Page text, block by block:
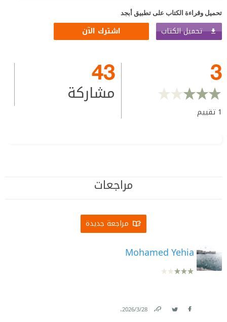
تحميل وقراءة الكتاب على تطبيق أبجد
تحميل الكتاب اشترك الآن
3
1 تقييم
43
مشاركة
مراجعات
مراجعة جديدة
Mohamed Yehia
28‏/3‏/2026
.